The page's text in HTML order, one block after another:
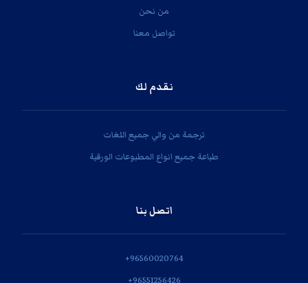
من نحن
تواصل معنا
نقدم لك
ترجمة من والي جميع اللغات
طباعة جميع انواع المطبوعات الورقية
اتصل بنا
‎+96560020764